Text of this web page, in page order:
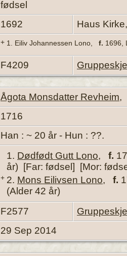
fødsel
1692
Haus
+ 1. Eiliv Johannessen Lono f. 1696,
F4209
Ågota Monsdatter Revheim,
1716
Han : ~ 20 år - Hun : ??.
1. Dødfødt Gutt Lono, f.
år) [Far: fødsel] [Mor:
+ 2. Mons Eilivsen Lono, f.
(Alder 42 år)
F2577
29 Sep 2014